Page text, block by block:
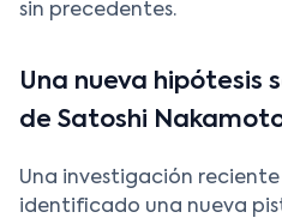
sin precedentes.
Una nueva hipótesis
de Satoshi
Una investigación
identificado una nueva